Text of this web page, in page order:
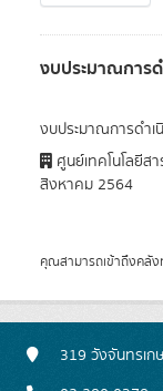
งบประมาณการ
งบประมาณการดำเ
ศูนย์เทคโนโลยีส
สิงหาคม 2564
คุณสามารถเข้าถึงคลัง
319 วังจันทรเ